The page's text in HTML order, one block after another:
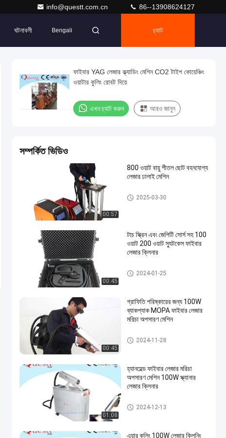
info@questt.com.cn 86--13908624127
ঘটনাবলী Bengali চ্যাট
ফাইবার YAG লেজার ক্ল্যাডিং মেশিন CO2 টাইপ কোয়েঞ্চিং
ওয়াটার কুলিং রোবট দিয়ে
এখন চ্যাট করুন আরও জানুন
সম্পর্কিত ভিডিও
00:57
800 ওয়াট বায়ু শীতল ছোট বহনযোগ্য
লেজার ঢালাই মেশিন
ফাইবার লেজার ওয়েল্ডিং মেশিন
2025-03-30
00:45
টাচ স্ক্রিন এবং জেপিটি সোর্স সহ 100
ওয়াট 200 ওয়াট স্যুটকেস ফাইবার
লেজার ক্লিনার
লেজার ক্লিনিং মেশিন
2024-01-25
00:45
গ্রাফিতি পরিষ্কারের জন্য 100W
ব্যাকপ্যাক MOPA ফাইবার লেজার
মরিচা অপসারণ মেশিন
লেজার মরিচা অপসারণ
2024-11-28
01:08
হ্যানহেল্ড ফাইবার লেজার মরিচা
অপসারণ মেশিন 100W স্ক্যানার
লেজার ক্লিনার
লেজার মরিচা অপসারণ
2024-12-13
এয়ার কুলিং 100W লেজার ক্লিনিং